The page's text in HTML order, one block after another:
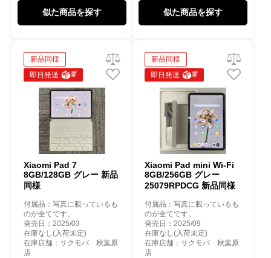
似た商品を探す 似た商品を探す
新品同様
即日発送
Xiaomi Pad 7
8GB/128GB グレー 新品
同様
付属品：写真に載っているも
のが全てです。
発売日：2025/03
在庫なし(入荷未定)
在庫店舗：サクモバ 秋葉原
店
新品同様
即日発送
Xiaomi Pad mini Wi-Fi
8GB/256GB グレー
25079RPDCG 新品同様
付属品：写真に載っているも
のが全てです。
発売日：2025/09
在庫なし(入荷未定)
在庫店舗：サクモバ 秋葉原
店